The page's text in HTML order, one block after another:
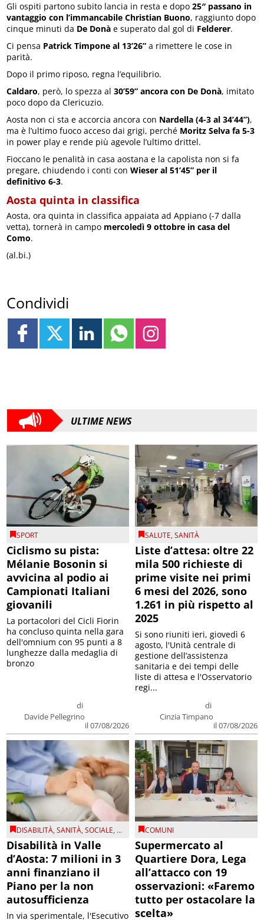
Gli ospiti partono subito lancia in resta e dopo25″ passano in
vantaggio con l’immancabile Christian Buono, raggiunto dopo
cinque minuti da De Donà e superato dal gol di Felderer.
Ci pensa Patrick Timpone al 13’26” a rimettere le cose in
parità.
Dopo il primo riposo, regna l’equilibrio.
Caldaro, però, lo spezza al30’59” ancora con De Donà, imitato
poco dopo da Clericuzio.
Aosta non ci sta e accorcia ancora con Nardella (4-3 al 34’44”),
ma è l’ultimo fuoco acceso dai grigi, perché Moritz Selva fa 5-3
in power play e rende più agevole l’ultimo drittel.
Fioccano le penalità in casa aostana e la capolista non si fa
pregare, chiudendo i conti conWieser al 51’45” per il
definitivo 6-3.
Aosta quinta in classifica
Aosta, ora quinta in classifica appaiata ad Appiano (-7 dalla
vetta), tornerà in campo mercoledì 9 ottobre in casa del
Como.
(al.bi.)
Condividi
ULTIME NEWS
SPORT
Ciclismo su pista:
Mélanie Bosonin si
avvicina al podio ai
Campionati Italiani
giovanili
di
Davide Pellegrino
il 07/08/2026
La portacolori del Cicli Fiorin
ha concluso quinta nella gara
dell'omnium con 95 punti a 8
lunghezze dalla medaglia di
bronzo
SALUTE,SANITÀ
Liste d’attesa: oltre 22
mila 500 richieste di
prime visite nei primi
6 mesi del 2026, sono
1.261 in più rispetto al
2025
di
Cinzia Timpano
il 07/08/2026
Si sono riuniti ieri, giovedì 6
agosto, l'Unità centrale di
gestione dell’assistenza
sanitaria e dei tempi delle
liste di attesa e l'Osservatorio
regi...
DISABILITÀ,SANITÀ,SOCIALE, ...
Disabilità in Valle
d’Aosta: 7 milioni in 3
anni finanziano il
Piano per la non
autosufficienza
In via sperimentale, l'Esecutivo
COMUNI
Supermercato al
Quartiere Dora, Lega
all’attacco con 19
osservazioni: «Faremo
tutto per ostacolare la
scelta»